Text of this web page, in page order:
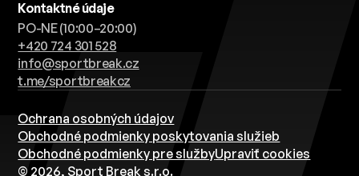
PO-NE (10:00–20:00)
+420 724 301 528
info@sportbreak.cz
t.me/sportbreakcz
Obchodné podmienky poskytovania služieb
Obchodné podmienky pre službyUpraviť cookies
© 2026, Sport Break s.r.o.